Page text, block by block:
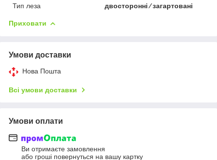
Тип леза
двосторонні ⁄ загартовані
Приховати
Умови доставки
Нова Пошта
Всі умови доставки
Умови оплати
Ви отримаєте замовлення
або гроші повернуться на вашу картку